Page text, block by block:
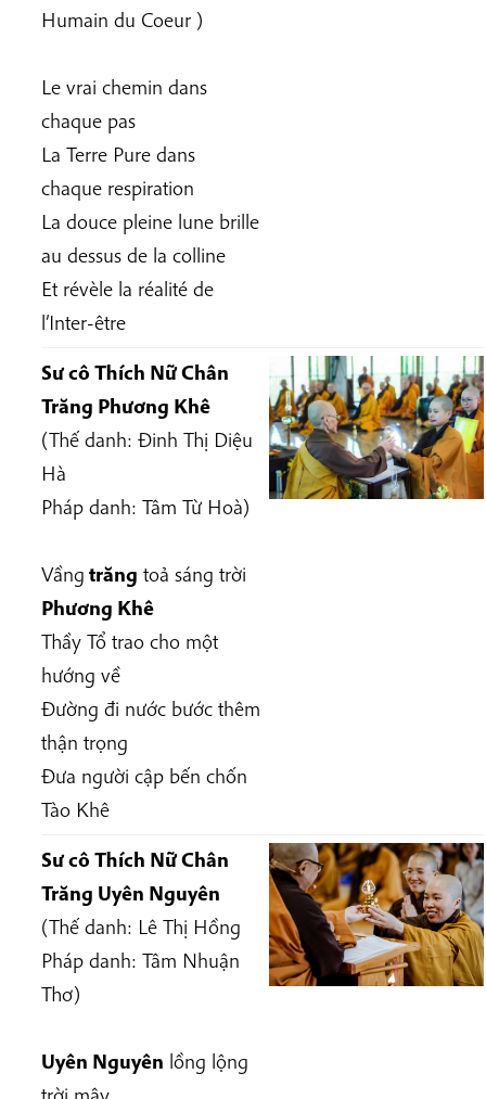
Humain du Coeur )
Le vrai chemin dans
chaque pas
La Terre Pure dans
chaque respiration
La douce pleine lune brille
au dessus de la colline
Et révèle la réalité de
l’Inter-être
Sư cô Thích Nữ Chân
Trăng Phương Khê
(Thế danh: Đinh Thị Diệu
Hà
Pháp danh: Tâm Từ Hoà)
Vầng trăng toả sáng trời
Phương Khê
Thầy Tổ trao cho một
hướng về
Đường đi nước bước thêm
thận trọng
Đưa người cập bến chốn
Tào Khê
Sư cô Thích Nữ Chân
Trăng Uyên Nguyên
(Thế danh: Lê Thị Hồng
Pháp danh: Tâm Nhuận
Thơ)
Uyên Nguyên lồng lộng